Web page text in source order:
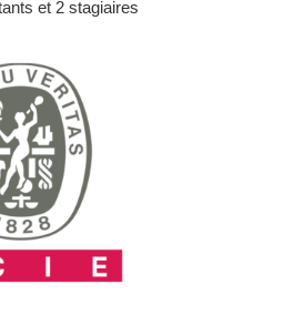
et 2 stagiaires